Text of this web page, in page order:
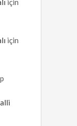
için
için